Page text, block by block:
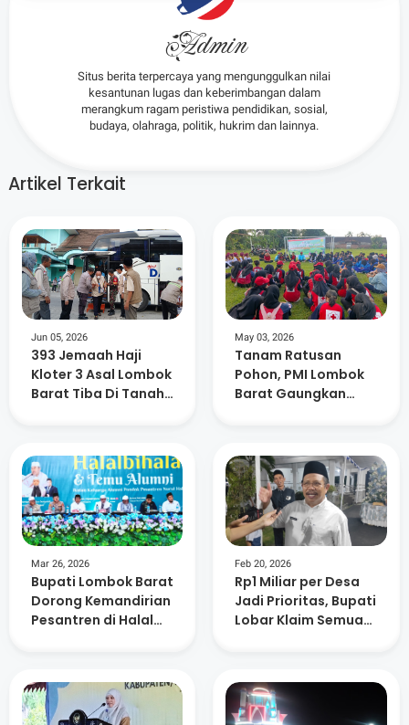
Admin
Situs berita terpercaya yang mengunggulkan nilai
kesantunan lugas dan keberimbangan dalam
merangkum ragam peristiwa pendidikan, sosial,
budaya, olahraga, politik, hukrim dan lainnya.
Artikel Terkait
Jun 05, 2026
393 Jemaah Haji
Kloter 3 Asal Lombok
Barat Tiba Di Tanah
May 03, 2026
Tanam Ratusan
Pohon, PMI Lombok
Barat Gaungkan
Mar 26, 2026
Bupati Lombok Barat
Dorong Kemandirian
Pesantren di Halal
Feb 20, 2026
Rp1 Miliar per Desa
Jadi Prioritas, Bupati
Lobar Klaim Semua